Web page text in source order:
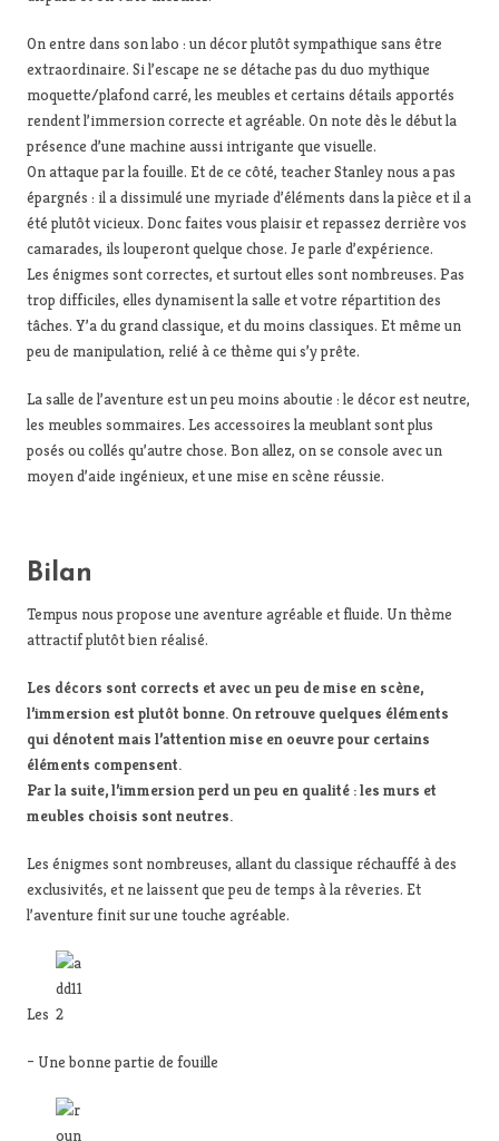
On entre dans son labo : un décor plutôt sympathique sans être
extraordinaire. Si l’escape ne se détache pas du duo mythique
moquette/plafond carré, les meubles et certains détails apportés
rendent l’immersion correcte et agréable. On note dès le début la
présence d’une machine aussi intrigante que visuelle.
On attaque par la fouille. Et de ce côté, teacher Stanley nous a pas
épargnés : il a dissimulé une myriade d’éléments dans la pièce et il a
été plutôt vicieux. Donc faites vous plaisir et repassez derrière vos
camarades, ils louperont quelque chose. Je parle d’expérience.
Les énigmes sont correctes, et surtout elles sont nombreuses. Pas
trop difficiles, elles dynamisent la salle et votre répartition des
tâches. Y’a du grand classique, et du moins classiques. Et même un
peu de manipulation, relié à ce thème qui s’y prête.
La salle de l’aventure est un peu moins aboutie : le décor est neutre,
les meubles sommaires. Les accessoires la meublant sont plus
posés ou collés qu’autre chose. Bon allez, on se console avec un
moyen d’aide ingénieux, et une mise en scène réussie.
Bilan
Tempus nous propose une aventure agréable et fluide. Un thème
attractif plutôt bien réalisé.
Les décors sont corrects et avec un peu de mise en scène,
l’immersion est plutôt bonne. On retrouve quelques éléments
qui dénotent mais l’attention mise en oeuvre pour certains
éléments compensent.
Par la suite, l’immersion perd un peu en qualité : les murs et
meubles choisis sont neutres.
Les énigmes sont nombreuses, allant du classique réchauffé à des
exclusivités, et ne laissent que peu de temps à la rêveries. Et
l’aventure finit sur une touche agréable.
Les
– Une bonne partie de fouille